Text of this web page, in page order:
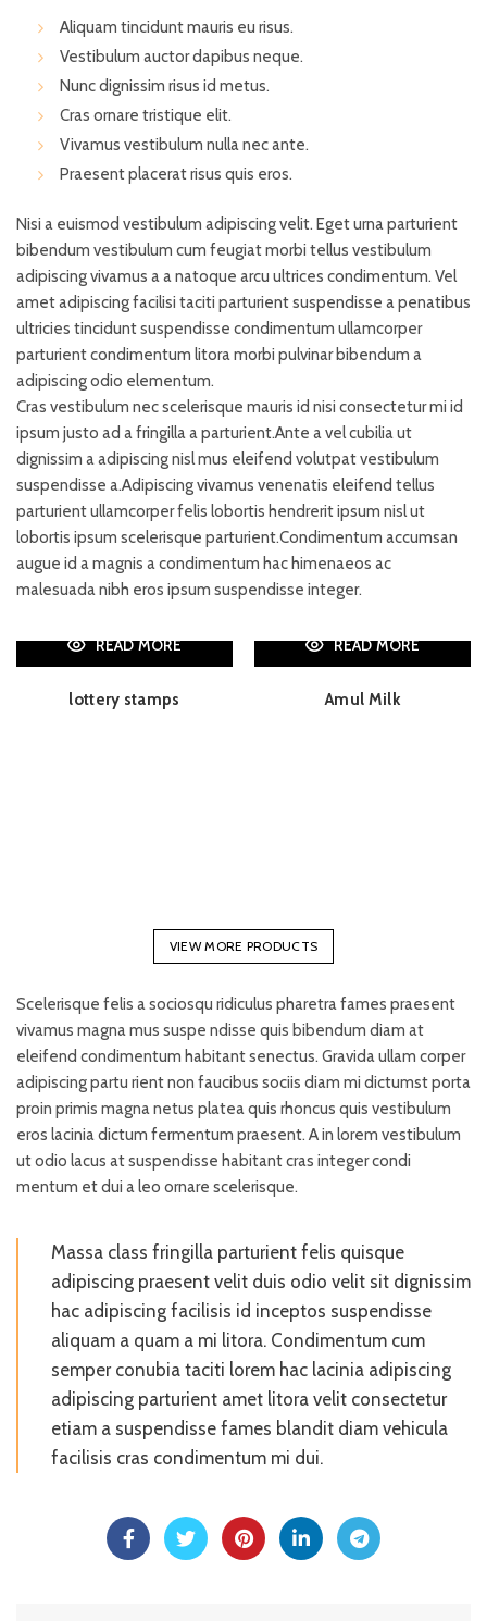
Aliquam tincidunt mauris eu risus.
Vestibulum auctor dapibus neque.
Nunc dignissim risus id metus.
Cras ornare tristique elit.
Vivamus vestibulum nulla nec ante.
Praesent placerat risus quis eros.
Nisi a euismod vestibulum adipiscing velit. Eget urna parturient
bibendum vestibulum cum feugiat morbi tellus vestibulum
adipiscing vivamus a a natoque arcu ultrices condimentum. Vel
amet adipiscing facilisi taciti parturient suspendisse a penatibus
ultricies tincidunt suspendisse condimentum ullamcorper
parturient condimentum litora morbi pulvinar bibendum a
adipiscing odio elementum.
Cras vestibulum nec scelerisque mauris id nisi consectetur mi id
ipsum justo ad a fringilla a parturient.Ante a vel cubilia ut
dignissim a adipiscing nisl mus eleifend volutpat vestibulum
suspendisse a.Adipiscing vivamus venenatis eleifend tellus
parturient ullamcorper felis lobortis hendrerit ipsum nisl ut
lobortis ipsum scelerisque parturient.Condimentum accumsan
augue id a magnis a condimentum hac himenaeos ac
malesuada nibh eros ipsum suspendisse integer.
READ MORE
lottery stamps
READ MORE
Amul Milk
VIEW MORE PRODUCTS
Scelerisque felis a sociosqu ridiculus pharetra fames praesent
vivamus magna mus suspe ndisse quis bibendum diam at
eleifend condimentum habitant senectus. Gravida ullam corper
adipiscing partu rient non faucibus sociis diam mi dictumst porta
proin primis magna netus platea quis rhoncus quis vestibulum
eros lacinia dictum fermentum praesent. A in lorem vestibulum
ut odio lacus at suspendisse habitant cras integer condi
mentum et dui a leo ornare scelerisque.
Massa class fringilla parturient felis quisque
adipiscing praesent velit duis odio velit sit dignissim
hac adipiscing facilisis id inceptos suspendisse
aliquam a quam a mi litora. Condimentum cum
semper conubia taciti lorem hac lacinia adipiscing
adipiscing parturient amet litora velit consectetur
etiam a suspendisse fames blandit diam vehicula
facilisis cras condimentum mi dui.